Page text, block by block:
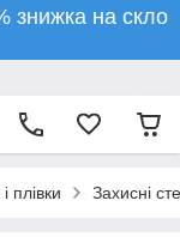
знижка на скло
плівки Захисні